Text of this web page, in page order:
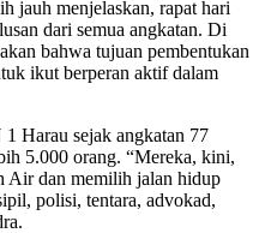
jauh menjelaskan, rapat hari
dari semua angkatan. Di
bahwa tujuan pembentukan
ikut berperan aktif dalam
Harau sejak angkatan 77
5.000 orang. “Mereka, kini,
Air dan memilih jalan hidup
polisi, tentara, advokad,